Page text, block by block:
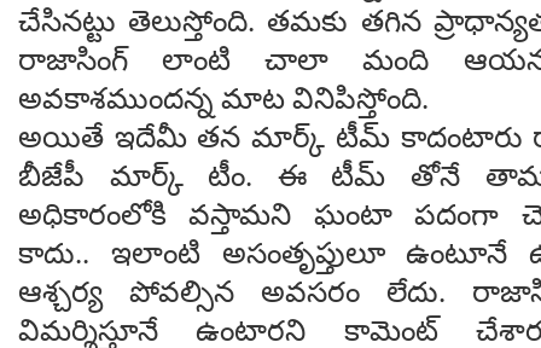
చేసిన‌ట్టు తెలుస్తోంది. త‌మ‌కు త‌గిన
రాజాసింగ్ లాంటి చాలా మంది
అవ‌కాశ‌ముంద‌న్న మాట వినిపిస్తోంది.
అయితే ఇదేమీ త‌న మార్క్ టీమ్ కాదంటారు
బీజేపీ మార్క్ టీం. ఈ టీమ్ తోనే తాము
అధికారంలోకి వ‌స్తామ‌ని ఘంటా ప‌దంగా
కాదు.. ఇలాంటి అసంతృప్తులూ
ఆశ్చ‌ర్య పోవ‌ల్సిన అవ‌స‌రం లేదు.
విమ‌ర్శిస్తూనే ఉంటార‌ని కామెంట్